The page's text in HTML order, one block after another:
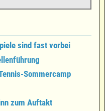
sind fast vorbei
Sommercamp
zum Auftakt